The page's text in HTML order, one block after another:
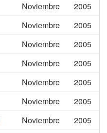
Noviembre
2005
Noviembre
2005
Noviembre
2005
Noviembre
2005
Noviembre
2005
Noviembre
2005
Noviembre
2005